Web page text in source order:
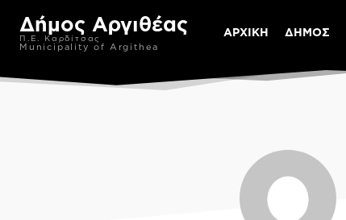
Δήμος Αργιθέας
Π.Ε. Καρδίτσας
Municipality of Argithea
ΑΡΧΙΚΗ ΔΗΜΟΣ